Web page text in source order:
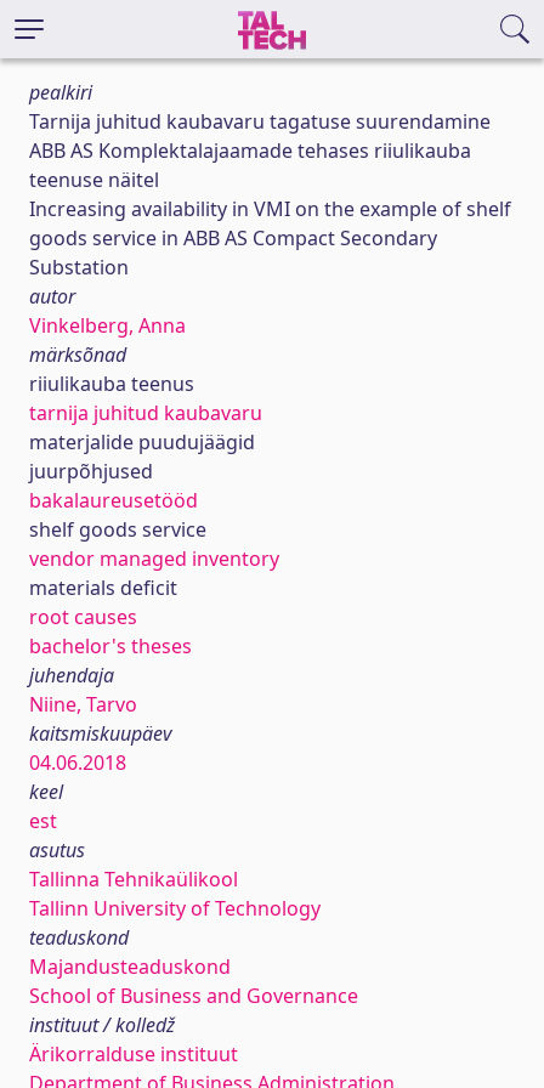
pealkiri
Tarnija juhitud kaubavaru tagatuse suurendamine
ABB AS Komplektalajaamade tehases riiulikauba
teenuse näitel
Increasing availability in VMI on the example of shelf
goods service in ABB AS Compact Secondary
Substation
autor
Vinkelberg, Anna
märksõnad
riiulikauba teenus
tarnija juhitud kaubavaru
materjalide puudujäägid
juurpõhjused
bakalaureusetööd
shelf goods service
vendor managed inventory
materials deficit
root causes
bachelor's theses
juhendaja
Niine, Tarvo
kaitsmiskuupäev
04.06.2018
keel
est
asutus
Tallinna Tehnikaülikool
Tallinn University of Technology
teaduskond
Majandusteaduskond
School of Business and Governance
instituut / kolledž
Ärikorralduse instituut